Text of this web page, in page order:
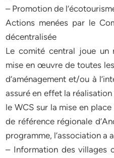
– Promotion de
Actions menées par le
décentralisée
Le comité central joue un
mise en œuvre de toutes
d’aménagement et/ou à
assuré en effet la
le WCS sur la mise en
de référence régionale
programme, l’association a
– Information des villages